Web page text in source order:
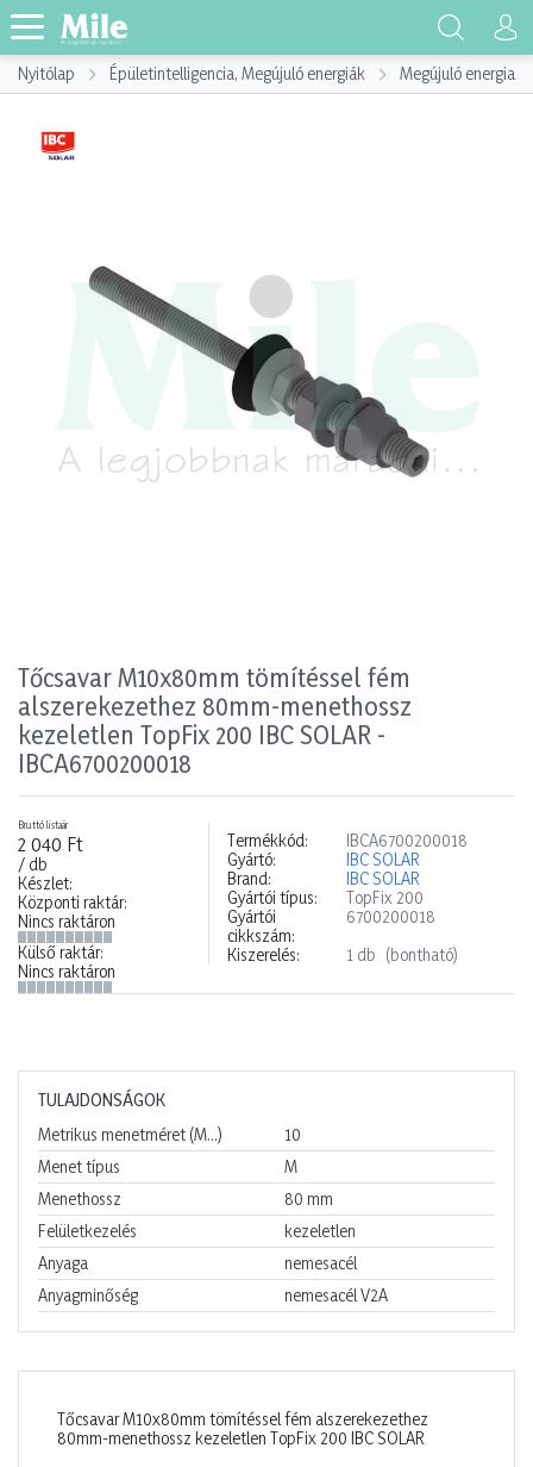
Nyitólap Épületintelligencia, Megújuló energiák Megújuló energia
Tőcsavar M10x80mm tömítéssel fém
alszerekezethez 80mm-menethossz
kezeletlen TopFix 200 IBC SOLAR -
IBCA6700200018
Bruttó listaár
2 040 Ft
/ db
Készlet:
Központi raktár:
Nincs raktáron
Külső raktár:
Nincs raktáron
Termékkód:
IBCA6700200018
Gyártó:
IBC SOLAR
Brand:
IBC SOLAR
Gyártói típus:
TopFix 200
Gyártói
cikkszám:
6700200018
Kiszerelés:
1 db (bontható)
TULAJDONSÁGOK
Metrikus menetméret (M…)
10
Menet típus
M
Menethossz
80 mm
Felületkezelés
kezeletlen
Anyaga
nemesacél
Anyagminőség
nemesacél V2A
Tőcsavar M10x80mm tömítéssel fém alszerekezethez
80mm-menethossz kezeletlen TopFix 200 IBC SOLAR